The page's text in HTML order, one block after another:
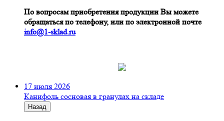
По вопросам приобретения продукции Вы можете
обращаться по телефону, или по электронной почте
info@1-sklad.ru
17 июля 2026
Канифоль сосновая в гранулах на складе
Назад